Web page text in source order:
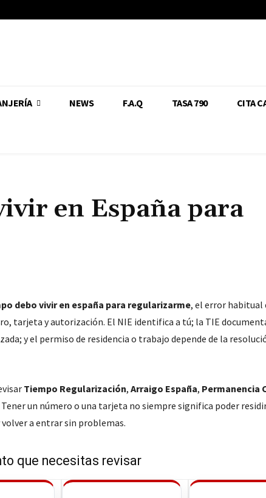
NEWS F.A.Q TASA 790 CITA
en España para
debo vivir en españa para regularizarme, el error habitual
tarjeta y autorización. El NIE identifica a tú; la TIE
y el permiso de residencia o trabajo depende de la
Tiempo Regularización, Arraigo España, Permanencia
un número o una tarjeta no siempre significa poder
a entrar sin problemas.
que necesitas revisar